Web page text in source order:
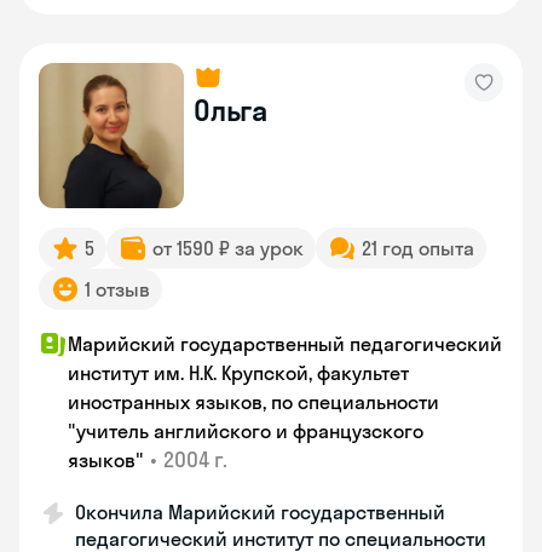
Ольга
5 от 1590 ₽ за урок
21 год опыта
1 отзыв
Марийский государственный педагогический
институт им. Н.К. Крупской, факультет
иностранных языков, по специальности
"учитель английского и французского
языков" • 2004 г.
Окончила Марийский государственный
педагогический институт по специальности